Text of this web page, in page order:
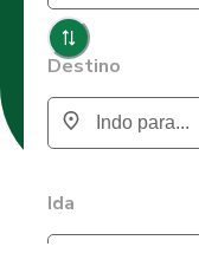
Destino
Ida